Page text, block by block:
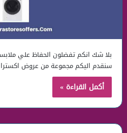
بلا شك انكم تفضلون الحفاظ علي
سنقدم اليكم مجموعة من عروض
أكمل القراءة »